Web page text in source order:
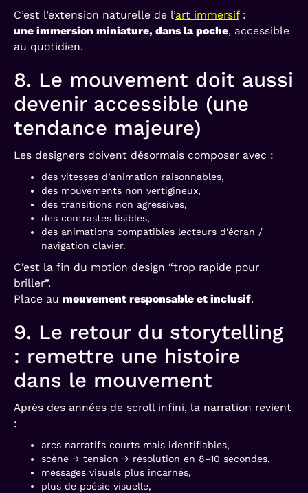
C’est l’extension naturelle de l’art immersif:
une immersion miniature, dans la poche, accessible
au quotidien.
8. Le mouvement doit aussi
devenir accessible (une
tendance majeure)
Les designers doivent désormais composer avec :
des vitesses d’animation raisonnables,
des mouvements non vertigineux,
des transitions non agressives,
des contrastes lisibles,
des animations compatibles lecteurs d’écran /
navigation clavier.
C’est la fin du motion design “trop rapide pour
briller”.
Place au mouvement responsable et inclusif.
9. Le retour du storytelling
: remettre une histoire
dans le mouvement
Après des années de scroll infini, la narration revient
:
arcs narratifs courts mais identifiables,
scène → tension → résolution en 8–10 secondes,
messages visuels plus incarnés,
plus de poésie visuelle,